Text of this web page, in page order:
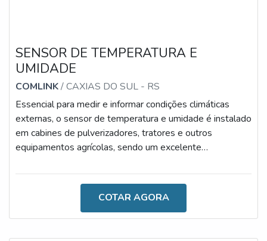
SENSOR DE TEMPERATURA E
UMIDADE
COMLINK/ CAXIAS DO SUL - RS
Essencial para medir e informar condições climáticas
externas, o sensor de temperatura e umidade é instalado
em cabines de pulverizadores, tratores e outros
equipamentos agrícolas, sendo um excelente
materiais altamente qualificados.AS PRINCIPAIS
PRODUTOAtualmente, para que o desenvolvimento das
tarefas seja feito de forma profissional, é importante
COTAR AGORA